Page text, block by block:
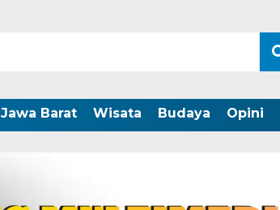
Jawa Barat Wisata Budaya Opini